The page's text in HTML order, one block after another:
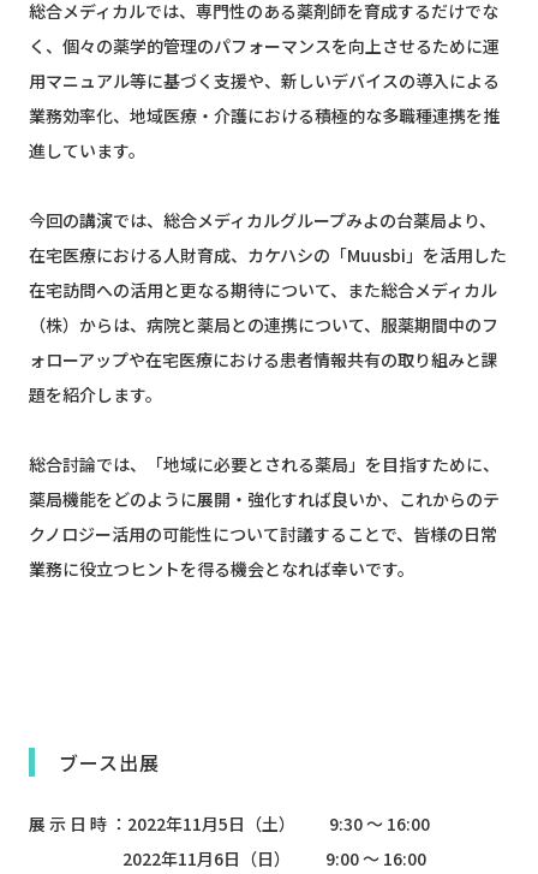
総合メディカルでは、専門性のある薬剤師を育成するだけでな
く、個々の薬学的管理のパフォーマンスを向上させるために運
用マニュアル等に基づく支援や、新しいデバイスの導入による
業務効率化、地域医療・介護における積極的な多職種連携を推
進しています。
今回の講演では、総合メディカルグループみよの台薬局より、
在宅医療における人財育成、カケハシの「Muusbi」を活用した
在宅訪問への活用と更なる期待について、また総合メディカル
（株）からは、病院と薬局との連携について、服薬期間中のフ
ォローアップや在宅医療における患者情報共有の取り組みと課
題を紹介します。
総合討論では、「地域に必要とされる薬局」を目指すために、
薬局機能をどのように展開・強化すれば良いか、これからのテ
クノロジー活用の可能性について討議することで、皆様の日常
業務に役立つヒントを得る機会となれば幸いです。
ブース出展
展 示 日 時 ：2022年11月5日（土） 9:30 ～ 16:00
2022年11月6日（日） 9:00 ～ 16:00